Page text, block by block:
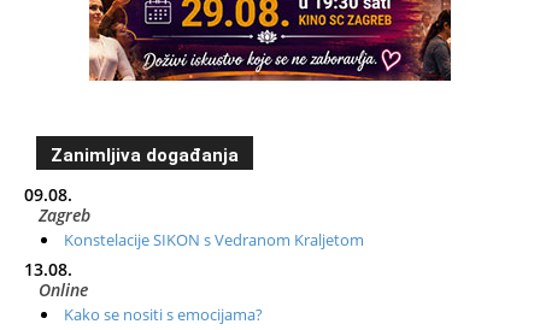
Zanimljiva događanja
09.08.
Zagreb
Konstelacije SIKON s Vedranom Kraljetom
13.08.
Online
Kako se nositi s emocijama?